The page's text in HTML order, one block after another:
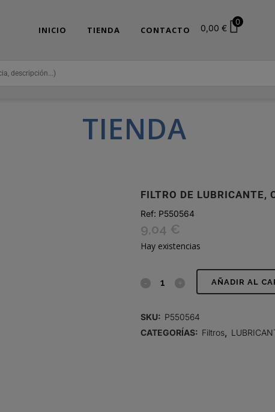
INICIO TIENDA CONTACTO 0,00 €
0
TIENDA
FILTRO DE LUBRICANTE,
Ref: P550564
9,04 €
Hay existencias
FILTRO
LUBRICANTE,
AÑADIR AL
SKU: P550564
CATEGORÍAS: Filtros